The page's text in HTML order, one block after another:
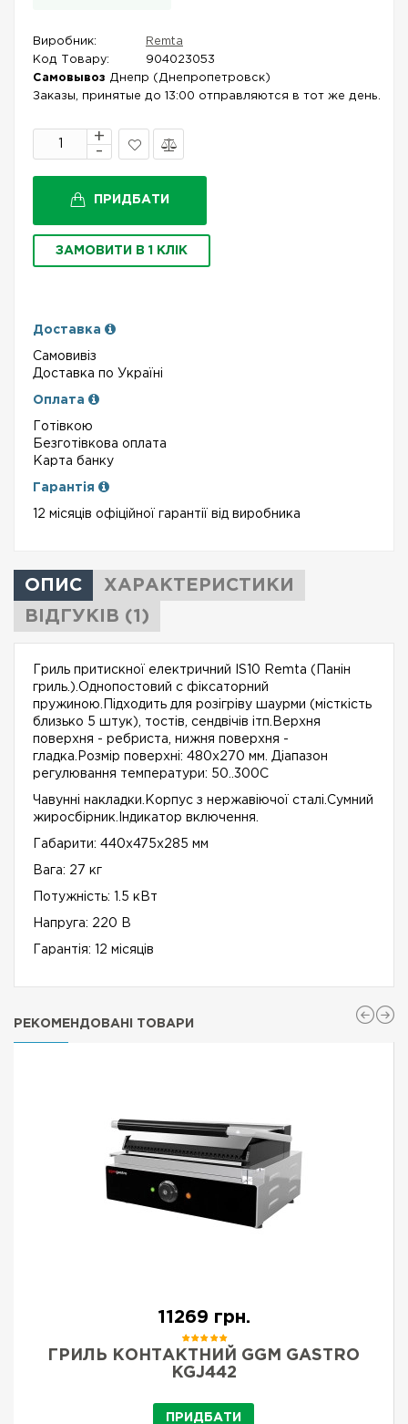
Виробник:
Remta
Код Товару:
904023053
Самовывоз Днепр (Днепропетровск)
Заказы, принятые до 13:00 отправляются в тот же день.
закладки
ПРИДБАТИ
ЗАМОВИТИ В 1 КЛІК
Доставка
Самовивіз
Доставка по Україні
Оплата
Готівкою
Безготівкова оплата
Карта банку
Гарантія
12 місяців офіційної гарантії від виробника
ОПИС
ХАРАКТЕРИСТИКИ
ВІДГУКІВ (1)
Гриль притискної електричний IS10 Remta (Панін
гриль.).Однопостовий c фіксаторний
пружиною.Підходить для розігріву шаурми (місткість
близько 5 штук), тостів, сендвічів ітп.Верхня
поверхня - ребриста, нижня поверхня -
гладка.Розмір поверхні: 480х270 мм. Діапазон
регулювання температури: 50..300С
Чавунні накладки.Корпус з нержавіючої сталі.Сумний
жиросбірник.Індикатор включення.
Габарити: 440x475x285 мм
Вага: 27 кг
Потужність: 1.5 кВт
Напруга: 220 В
Гарантія: 12 місяців
РЕКОМЕНДОВАНІ ТОВАРИ
11269 грн.
ГРИЛЬ КОНТАКТНИЙ GGM GASTRO
KGJ442
ПРИДБАТИ